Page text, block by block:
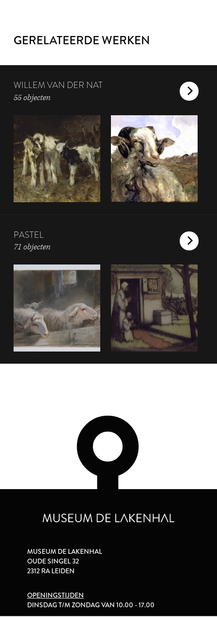
GERELATEERDE WERKEN
WILLEM VAN DER NAT
55 objecten
PASTEL
71 objecten
MUSEUM DE LAKENHAL
OUDE SINGEL 32
2312 RA LEIDEN
OPENINGSTIJDEN
DINSDAG T/M ZONDAG VAN 10.00 - 17.00